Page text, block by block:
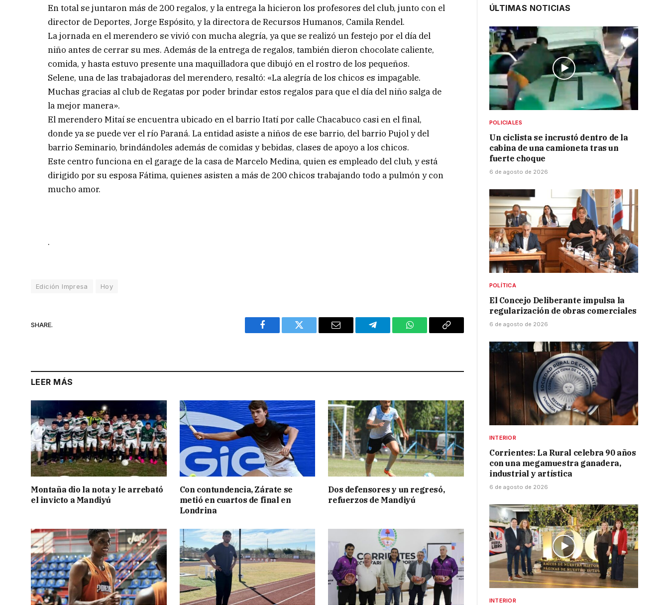
En total se juntaron más de 200 regalos, y la entrega la hicieron los profesores del club, junto con el
director de Deportes, Jorge Espósito, y la directora de Recursos Humanos, Camila Rendel.
La jornada en el merendero se vivió con mucha alegría, ya que se realizó un festejo por el día del
niño antes de cerrar su mes. Además de la entrega de regalos, también dieron chocolate caliente,
comida, y hasta estuvo presente una maquilladora que dibujó en el rostro de los pequeños.
Selene, una de las trabajadoras del merendero, resaltó: «La alegría de los chicos es impagable.
Muchas gracias al club de Regatas por poder brindar estos regalos para que el día del niño salga de
la mejor manera».
El merendero Mitaí se encuentra ubicado en el barrio Itatí por calle Chacabuco casi en el final,
donde ya se puede ver el río Paraná. La entidad asiste a niños de ese barrio, del barrio Pujol y del
barrio Seminario, brindándoles además de comidas y bebidas, clases de apoyo a los chicos.
Este centro funciona en el garage de la casa de Marcelo Medina, quien es empleado del club, y está
dirigido por su esposa Fátima, quienes asisten a más de 200 chicos trabajando todo a pulmón y con
mucho amor.
.
Edición Impresa Hoy
SHARE.
Facebook Twitter Email Telegram WhatsAppCopy
LEER MÁS
Montaña dio la nota y le arrebató
el invicto a Mandiyú
Con contundencia, Zárate se
metió en cuartos de final en
Londrina
Dos defensores y un regresó,
refuerzos de Mandiyú
ÚLTIMAS NOTICIAS
POLICIALES
Un ciclista se incrustó dentro de la
cabina de una camioneta tras un
fuerte choque
6 de agosto de 2026
POLÍTICA
El Concejo Deliberante impulsa la
regularización de obras comerciales
6 de agosto de 2026
INTERIOR
Corrientes: La Rural celebra 90 años
con una megamuestra ganadera,
industrial y artística
6 de agosto de 2026
INTERIOR